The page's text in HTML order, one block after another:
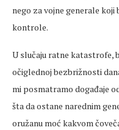
nego za vojne generale
kontrole.
U slučaju ratne katastrofe,
očiglednoj bezbrižnosti
mi posmatramo događaje
šta da ostane narednim
oružanu moć kakvom